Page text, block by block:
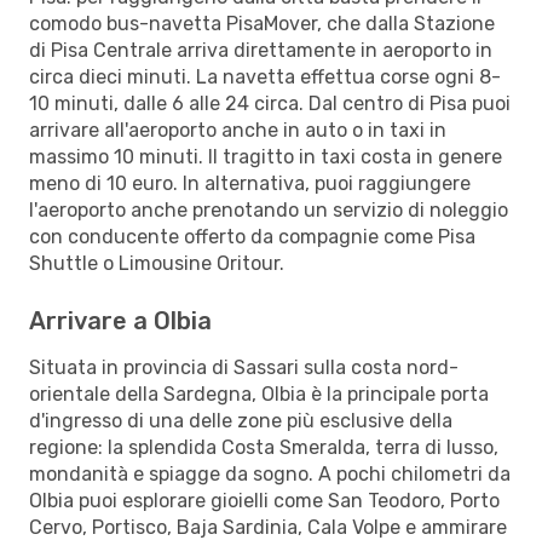
comodo bus-navetta PisaMover, che dalla Stazione
di Pisa Centrale arriva direttamente in aeroporto in
circa dieci minuti. La navetta effettua corse ogni 8-
10 minuti, dalle 6 alle 24 circa. Dal centro di Pisa puoi
arrivare all'aeroporto anche in auto o in taxi in
massimo 10 minuti. Il tragitto in taxi costa in genere
meno di 10 euro. In alternativa, puoi raggiungere
l'aeroporto anche prenotando un servizio di noleggio
con conducente offerto da compagnie come Pisa
Shuttle o Limousine Oritour.
Arrivare a Olbia
Situata in provincia di Sassari sulla costa nord-
orientale della Sardegna, Olbia è la principale porta
d'ingresso di una delle zone più esclusive della
regione: la splendida Costa Smeralda, terra di lusso,
mondanità e spiagge da sogno. A pochi chilometri da
Olbia puoi esplorare gioielli come San Teodoro, Porto
Cervo, Portisco, Baja Sardinia, Cala Volpe e ammirare